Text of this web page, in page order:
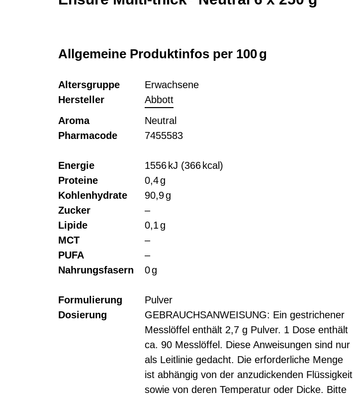
Allgemeine Produktinfos per 100 g
Altersgruppe
Erwachsene
Hersteller
Abbott
Aroma
Neutral
Pharmacode
7455583
Energie
1556 kJ (366 kcal)
Proteine
0,4 g
Kohlenhydrate
90,9 g
Zucker
–
Lipide
0,1 g
MCT
–
PUFA
–
Nahrungsfasern
0 g
Formulierung
Pulver
Dosierung
GEBRAUCHSANWEISUNG: Ein gestrichener
Messlöffel enthält 2,7 g Pulver. 1 Dose enthält
ca. 90 Messlöffel. Diese Anweisungen sind nur
als Leitlinie gedacht. Die erforderliche Menge
ist abhängig von der anzudickenden Flüssigkeit
sowie von deren Temperatur oder Dicke. Bitte